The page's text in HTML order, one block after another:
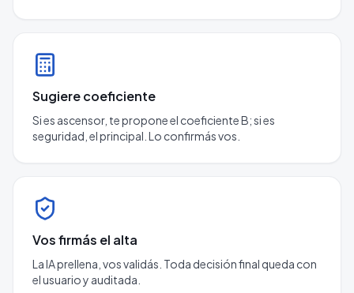
Sugiere coeficiente
Si es ascensor, te propone el coeficiente B; si es
seguridad, el principal. Lo confirmás vos.
Vos firmás el alta
La IA prellena, vos validás. Toda decisión final queda con
el usuario y auditada.